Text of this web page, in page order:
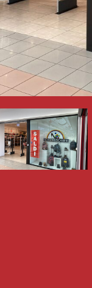
AL CENTRO